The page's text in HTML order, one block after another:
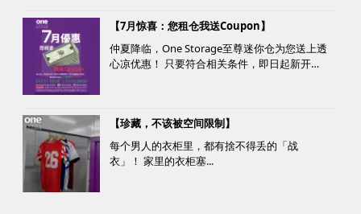
【7月惊喜：您租仓我送Coupon】
仲夏降临，One Storage至尊迷你仓为您送上透
心凉优惠！ 只要符合相关条件，即日起新开仓
物乐。 优惠详情...
【珍藏，不该被空间限制】
每个男人的衣柜里，都有捨不得丢的「战
衣」！ 家里的衣柜塞...